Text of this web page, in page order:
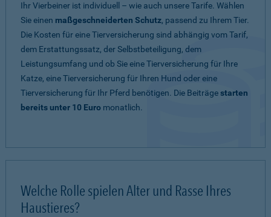
Ihr Vierbeiner ist individuell – wie auch unsere Tarife. Wählen
Sie einen maßgeschneiderten Schutz, passend zu Ihrem Tier.
Die Kosten für eine Tierversicherung sind abhängig vom Tarif,
dem Erstattungssatz, der Selbstbeteiligung, dem
Leistungsumfang und ob Sie eine Tierversicherung für Ihre
Katze, eine Tierversicherung für Ihren Hund oder eine
Tierversicherung für Ihr Pferd benötigen. Die Beiträgestarten
bereits unter 10 Euro monatlich.
Welche Rolle spielen Alter und Rasse Ihres
Haustieres?